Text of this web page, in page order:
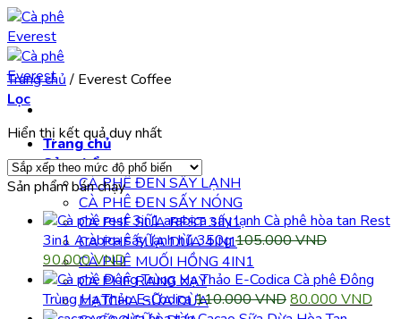
Bỏ
qua
nội
dung
Trang chủ
Sản phẩm
CÀ PHÊ ĐEN SẤY LẠNH
CÀ PHÊ ĐEN SẤY NÓNG
CÀ PHÊ SỮA REST 3IN1
CÀ PHÊ SỮA DỪA 4IN1
CÀ PHÊ MUỐI HỒNG 4IN1
CÀ PHÊ RANG XAY
MATCHA SỮA DỪA
Trang chủ / Everest Coffee
Lọc
Hiển thị kết quả duy nhất
Sản phẩm bán chạy
Cà phê hòa tan Rest
3in1 Arabica sấy lạnh hũ 350g105.000VND
Giá
gốc
là:
90.000VNDGiá
hiện
tại
Cà phê Đông
Trùng Hạ Thảo E-Codica110.000VNDGiá
80.000 VND